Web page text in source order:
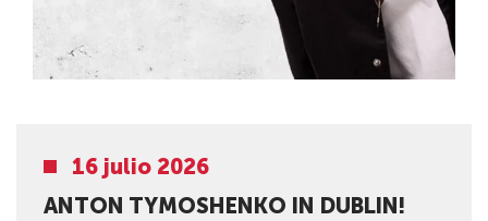
16 julio 2026
ANTON TYMOSHENKO IN DUBLIN!